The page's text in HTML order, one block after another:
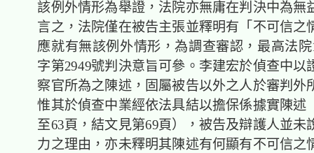
該例外情形為舉證，法院亦無庸在判決中為無
言之，法院僅在被告主張並釋明有「不可信之
應就有無該例外情形，為調查審認，最高法
字第2949號判決意旨可參。李建宏於偵查中以
察官所為之陳述，固屬被告以外之人於審判外
惟其於偵查中業經依法具結以擔保係據實陳述
至63頁，結文見第69頁），被告及辯護人並未
力之理由，亦未釋明其陳述有何顯有不可信之